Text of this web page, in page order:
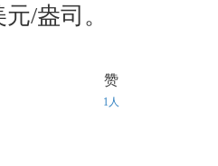
/盎司。
赞
1人